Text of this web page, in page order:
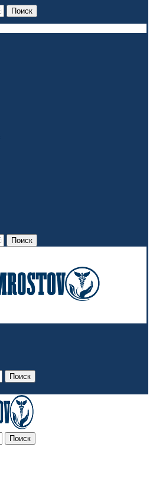
Поиск
Поиск
Поиск
Поиск